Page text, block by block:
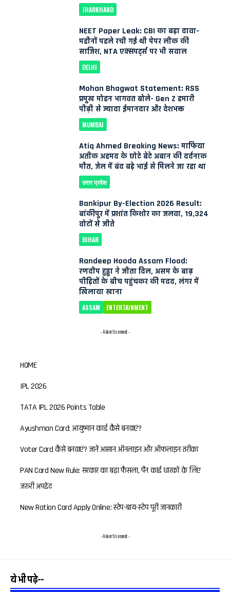
JHARKHAND
NEET Paper Leak: CBI का बड़ा दावा-
महीनों पहले रची गई थी पेपर लीक की
साजिश, NTA एक्सपर्ट्स पर भी सवाल
DELHI
Mohan Bhagwat Statement: RSS
प्रमुख मोहन भागवत बोले- Gen Z हमारी
पीढ़ी से ज्यादा ईमानदार और देशभक्त
MUMBAI
Atiq Ahmed Breaking News: माफिया
अतीक अहमद के छोटे बेटे अबान की दर्दनाक
मौत, जेल में बंद बड़े भाई से मिलने जा रहा था
उत्तर प्रदेश
Bankipur By-Election 2026 Result:
बांकीपुर में प्रशांत किशोर का जलवा, 19,324
वोटों से जीते
BIHAR
Randeep Hooda Assam Flood:
रणदीप हुड्डा ने जीता दिल, असम के बाढ़
पीड़ितों के बीच पहुंचकर की मदद, लंगर में
खिलाया खाना
ASSAM ENTERTAINMENT
- Advertisement -
HOME
IPL 2026
TATA IPL 2026 Points Table
Ayushman Card: आयुष्मान कार्ड कैसे बनवाएं?
Voter Card कैसे बनवाएं? जानें आसान ऑनलाइन और ऑफलाइन तरीका
PAN Card New Rule: सरकार का बड़ा फैसला, पैन कार्ड धारकों के लिए
जरूरी अपडेट
New Ration Card Apply Online: स्टेप-बाय-स्टेप पूरी जानकारी
- Advertisement -
ये भी पढ़े--